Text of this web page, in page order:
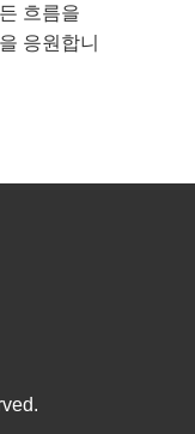
흐름을
응원합니